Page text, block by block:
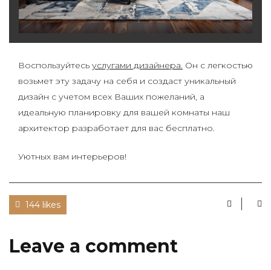
Воспользуйтесь услугами дизайнера. Он с легкостью
возьмет эту задачу на себя и создаст уникальный
дизайн с учетом всех Ваших пожеланий, а
идеальную планировку для вашей комнаты наш
архитектор разработает для вас бесплатно.
Уютных вам интерьеров!
144 likes
Leave a comment